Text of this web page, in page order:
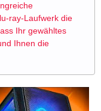
ray-Laufwerk die
Ihr gewähltes
Ihnen die